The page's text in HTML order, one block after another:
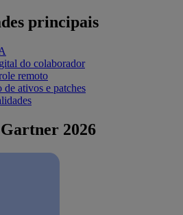
principais
do colaborador
remoto
de ativos e patches
2026